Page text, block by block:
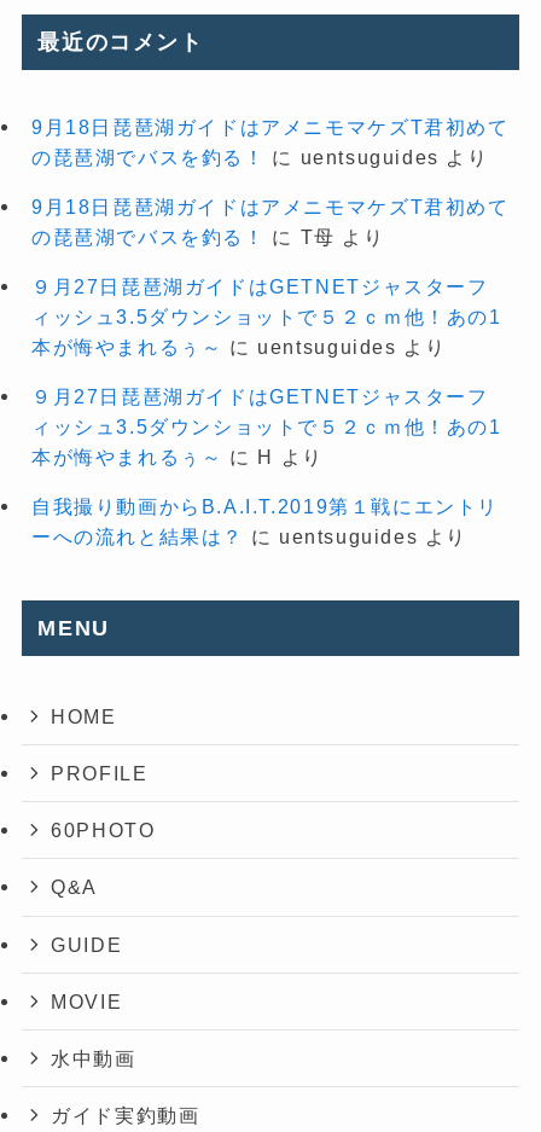
最近のコメント
9月18日琵琶湖ガイドはアメニモマケズT君初めて
の琵琶湖でバスを釣る！
に uentsuguides より
9月18日琵琶湖ガイドはアメニモマケズT君初めて
の琵琶湖でバスを釣る！
に T母 より
９月27日琵琶湖ガイドはGETNETジャスターフ
ィッシュ3.5ダウンショットで５２ｃｍ他！あの1
本が悔やまれるぅ～
に uentsuguides より
９月27日琵琶湖ガイドはGETNETジャスターフ
ィッシュ3.5ダウンショットで５２ｃｍ他！あの1
本が悔やまれるぅ～
に H より
自我撮り動画からB.A.I.T.2019第１戦にエントリ
ーへの流れと結果は？
に uentsuguides より
MENU
HOME
PROFILE
60PHOTO
Q&A
GUIDE
MOVIE
水中動画
ガイド実釣動画